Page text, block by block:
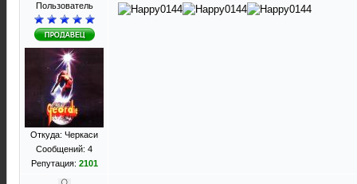
Пользователь
Откуда: Черкаси
Сообщений: 4
Репутация: 2101